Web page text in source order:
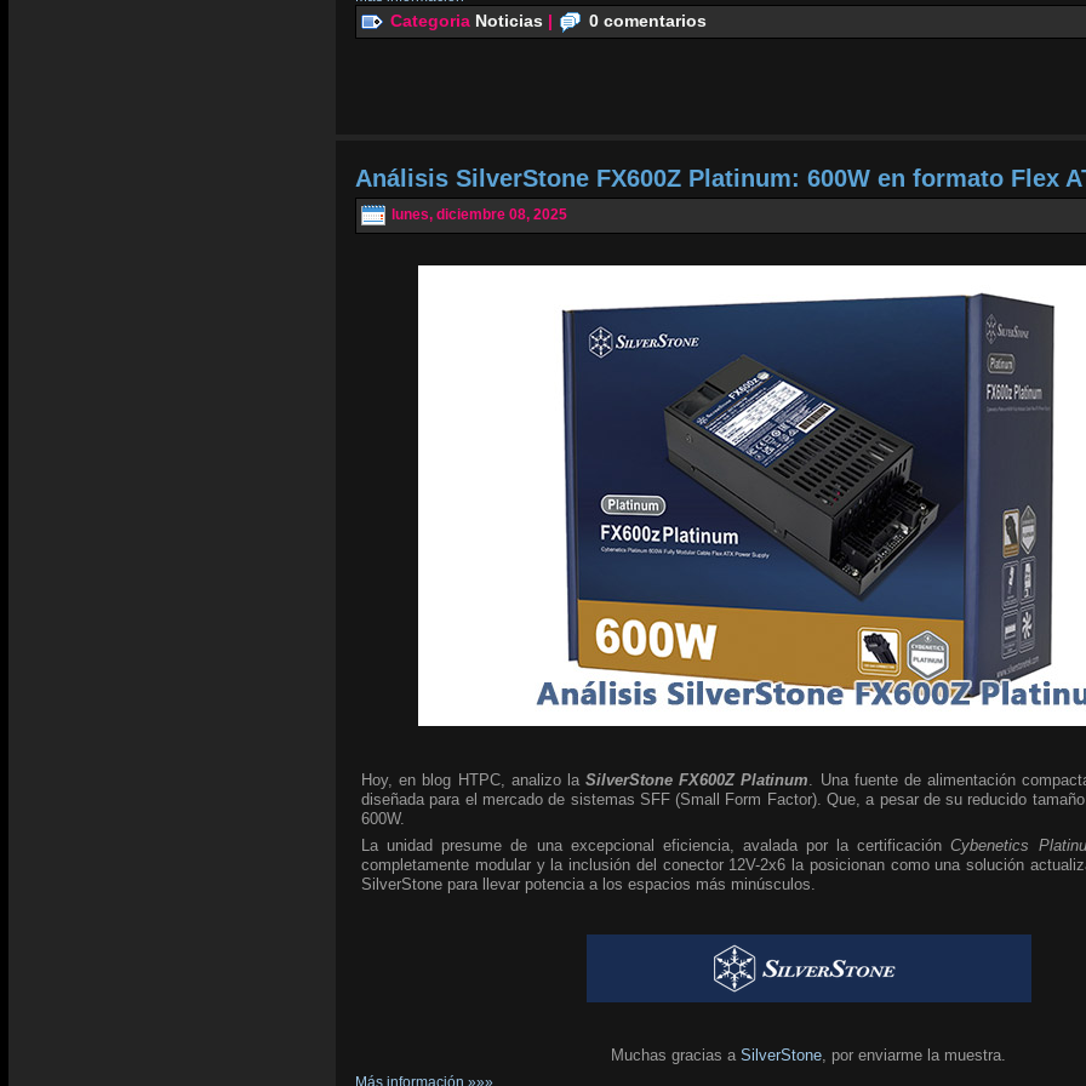
Categoria Noticias | 0 comentarios
Análisis SilverStone FX600Z Platinum: 600W en formato Flex
lunes, diciembre 08, 2025
Hoy, en blog HTPC, analizo laSilverStone FX600Z Platinum . Una fuente de alimentación
diseñada para el mercado de sistemas SFF (Small Form Factor). Que, a pesar de su reducido
600W.
La unidad presume de una excepcional eficiencia, avalada por la certificaciónCybenetics
completamente modular y la inclusión del conector 12V-2x6 la posicionan como una solución
SilverStone para llevar potencia a los espacios más minúsculos.
Muchas gracias a SilverStone, por enviarme la muestra.
Más información »»»